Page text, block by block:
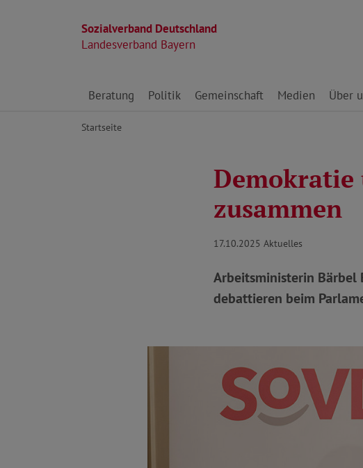
Sozialverband Deutschland
Landesverband Bayern
Direkt zu den Inhalten springen
Beratung Politik Gemeinschaft Medien Über
Startseite
Demokratie
zusammen
17.10.2025 Aktuelles
Arbeitsministerin Bärbel
debattieren beim